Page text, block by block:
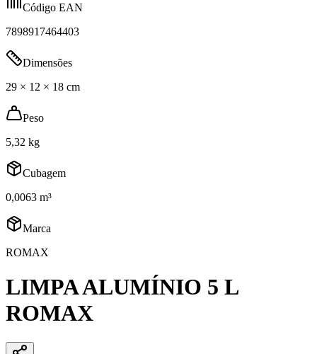
Código EAN
7898917464403
Dimensões
29 × 12 × 18 cm
Peso
5,32 kg
Cubagem
0,0063 m³
Marca
ROMAX
LIMPA ALUMÍNIO 5 L
ROMAX